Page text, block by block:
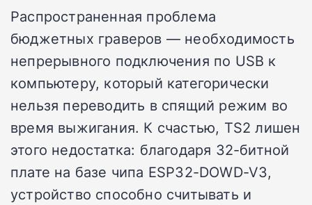
Распространенная проблема
бюджетных граверов — необходимость
непрерывного подключения по USB к
компьютеру, который категорически
нельзя переводить в спящий режим во
время выжигания. К счастью, TS2 лишен
этого недостатка: благодаря 32-битной
плате на базе чипа ESP32-DOWD-V3,
устройство способно считывать и